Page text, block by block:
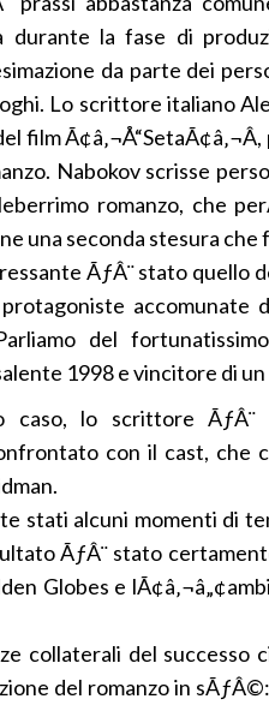
durante la fase di
da parte dei
Lo scrittore italiano
film
Nabokov scrisse
romanzo, che
una seconda stesura che
ÃƒÂ¨ stato quello
accomunate
del fortunatissimo
1998 e vincitore di
caso, lo scrittore ÃƒÂ¨
con il cast, che
stati alcuni momenti di
ÃƒÂ¨ stato
Globes e
collaterali del
del romanzo in